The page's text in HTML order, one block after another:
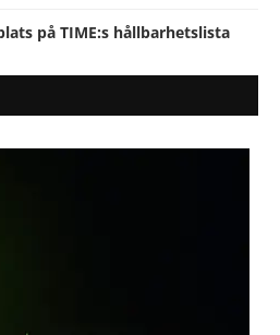
på TIME:s hållbarhetslista